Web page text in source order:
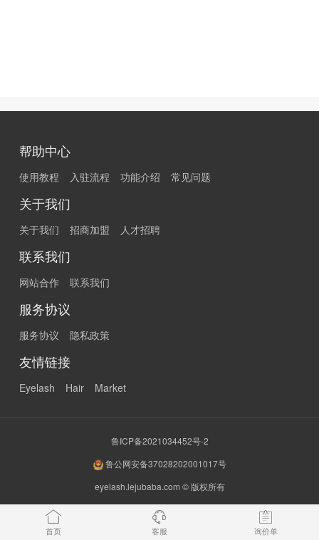
帮助中心
使用教程 入驻流程 功能介绍 常见问题
关于我们
关于我们 招商加盟 人才招聘
联系我们
网站合作 联系我们
服务协议
服务协议 隐私政策
友情链接
Eyelash Hair Market
鲁ICP备2021034452号-2
鲁公网安备37028202001017号
eyelash.lejubaba.com © 版权所有
首页 客服 询价单